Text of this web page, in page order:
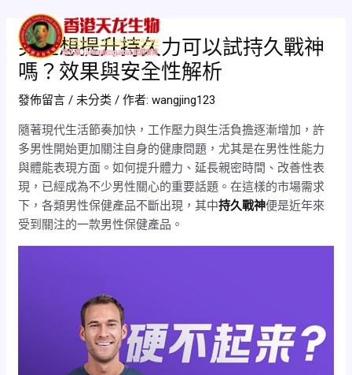
男性想提升持久力可以試持久戰神
嗎？效果與安全性解析
發佈留言 / 未分类 / 作者:wangjing123
隨著現代生活節奏加快，工作壓力與生活負擔逐漸增加，許
多男性開始更加關注自身的健康問題，尤其是在男性性能力
與體能表現方面。如何提升體力、延長親密時間、改善性表
現，已經成為不少男性關心的重要話題。在這樣的市場需求
下，各類男性保健產品不斷出現，其中持久戰神便是近年來
受到關注的一款男性保健產品。
navigation